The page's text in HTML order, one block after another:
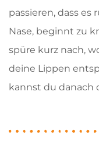
passieren, dass
Nase, beginnt zu
spüre kurz nach,
deine Lippen
kannst du danach